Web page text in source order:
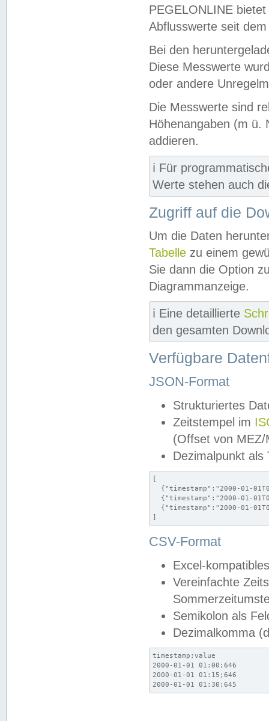
PEGELONLINE
Abflusswerte seit
Bei den
Diese Messwerte
oder andere
Die Messwerte sind
Höhenangaben (m ü.
addieren.
ℹ️ Für
Werte stehen auch
Zugriff auf die
Um die Daten
Tabelle zu einem
Sie dann die Option
Diagrammanzeige.
ℹ️ Eine detaillierte
den gesamten
Verfügbare
JSON-Format
Strukturiertes
Zeitstempel im
(Offset von MEZ/
Dezimalpunkt als
[
{"timestamp":"2000-01-
{"timestamp":"2000-01-
{"timestamp":"2000-01-
]
CSV-Format
Excel-
Vereinfachte
Semikolon als
Dezimalkomma
timestamp;value
2000-01-01 01:00;646
2000-01-01 01:15;646
2000-01-01 01:30;645